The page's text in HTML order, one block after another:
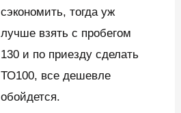
сэкономить, тогда уж
лучше взять с пробегом
130 и по приезду сделать
ТО100, все дешевле
обойдется.